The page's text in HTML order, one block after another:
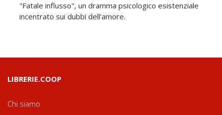
"Fatale influsso", un dramma psicologico esistenziale
incentrato sui dubbi dell'amore.
LIBRERIE.COOP
Chi siamo